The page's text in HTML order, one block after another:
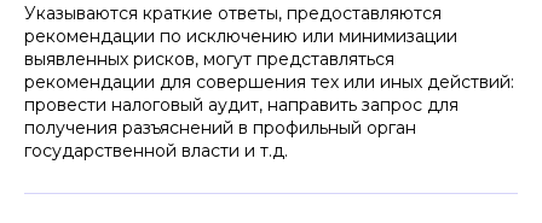
Указываются краткие ответы, предоставляются
рекомендации по исключению или минимизации
выявленных рисков, могут представляться
рекомендации для совершения тех или иных действий:
провести налоговый аудит, направить запрос для
получения разъяснений в профильный орган
государственной власти и т.д.